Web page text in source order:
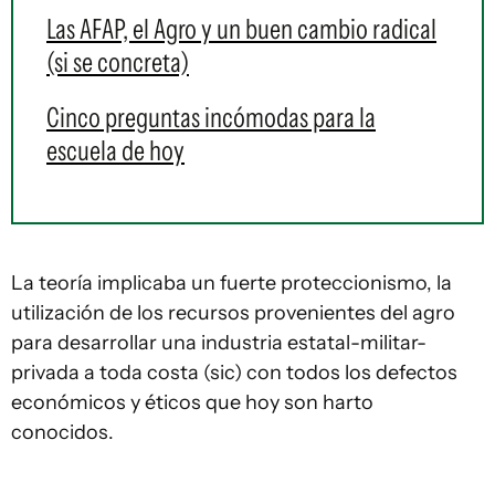
Las AFAP, el Agro y un buen cambio radical
(si se concreta)
Cinco preguntas incómodas para la
escuela de hoy
La teoría implicaba un fuerte proteccionismo, la
utilización de los recursos provenientes del agro
para desarrollar una industria estatal-militar-
privada a toda costa (sic) con todos los defectos
económicos y éticos que hoy son harto
conocidos.